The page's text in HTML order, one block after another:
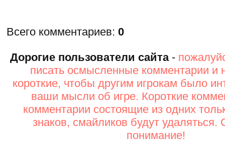
Всего комментариев: 0
Дорогие пользователи сайта-
писать осмысленные комментарии и
короткие, чтобы другим игрокам было
ваши мысли об игре. Короткие
комментарии состоящие из одних
знаков, смайликов будут удаляться.
понимание!